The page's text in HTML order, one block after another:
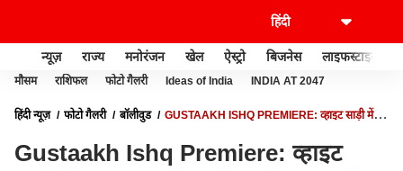
न्यूज़ राज्य मनोरंजन खेल ऐस्ट्रो बिजनेस लाइफस्टाइल
मौसम राशिफल फोटो गैलरी Ideas of India INDIA AT 2047
हिंदी न्यूज़ फोटो गैलरी बॉलीवुड
GUSTAAKH ISHQ PREMIERE: व्हाइट साड़ी में
Gustaakh Ishq Premiere: व्हाइट